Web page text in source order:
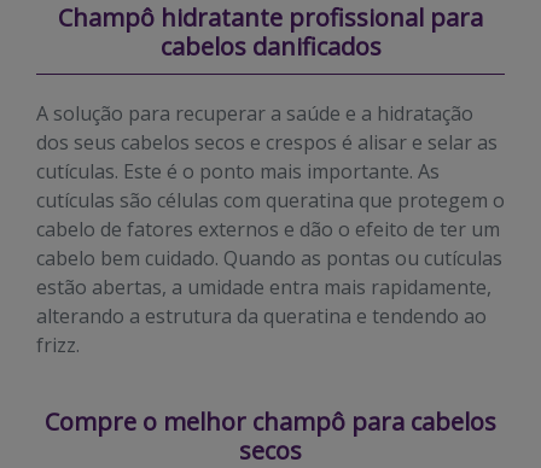
Champô hidratante profissional para
cabelos danificados
A solução para recuperar a saúde e a hidratação
dos seus cabelos secos e crespos é alisar e selar as
cutículas. Este é o ponto mais importante. As
cutículas são células com queratina que protegem o
cabelo de fatores externos e dão o efeito de ter um
cabelo bem cuidado. Quando as pontas ou cutículas
estão abertas, a umidade entra mais rapidamente,
alterando a estrutura da queratina e tendendo ao
frizz.
Compre o melhor champô para cabelos
secos